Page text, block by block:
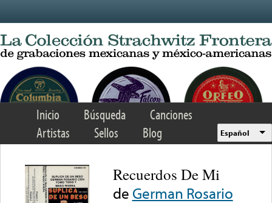
Inicio Búsqueda
Canciones
Artistas
Sellos Blog Español
Recuerdos De Mi
de German Rosario